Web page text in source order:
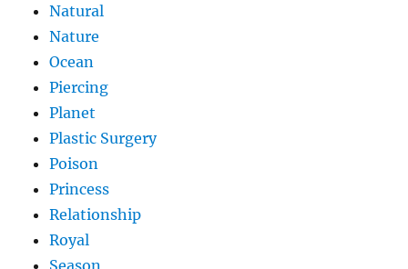
Natural
Nature
Ocean
Piercing
Planet
Plastic Surgery
Poison
Princess
Relationship
Royal
Season